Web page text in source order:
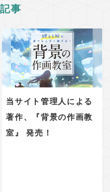
事
当サイト管理人による
著作、『背景の作画教
室』 発売！